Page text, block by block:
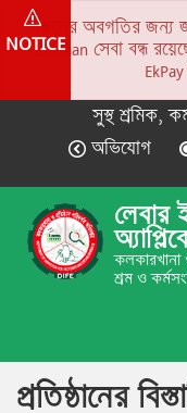
NOTICE
সকলের অবগতির জন্য
Chalaan সেবা বন্ধ
সুস্থ শ্রমিক,
অভিযোগ
লেবার
কলকারখানা
শ্রম ও
প্রতিষ্ঠানের